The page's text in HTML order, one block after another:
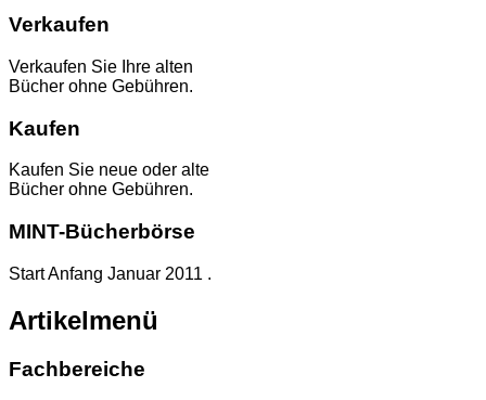
Verkaufen
Verkaufen Sie Ihre alten
Bücher ohne Gebühren.
Kaufen
Kaufen Sie neue oder alte
Bücher ohne Gebühren.
MINT-Bücherbörse
Start Anfang Januar 2011 .
Artikelmenü
Fachbereiche